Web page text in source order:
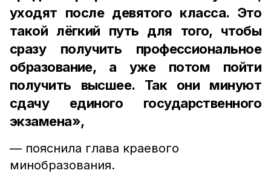
уходят после девятого класса. Это
такой лёгкий путь для того, чтобы
сразу получить профессиональное
образование, а уже потом пойти
получить высшее. Так они минуют
сдачу единого государственного
экзамена»,
— пояснила глава краевого
минобразования.